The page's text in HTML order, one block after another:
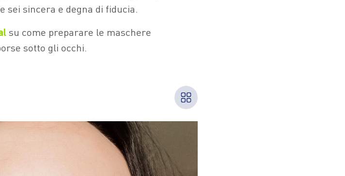
sei sincera e degna di fiducia.
su come preparare le maschere
sotto gli occhi.